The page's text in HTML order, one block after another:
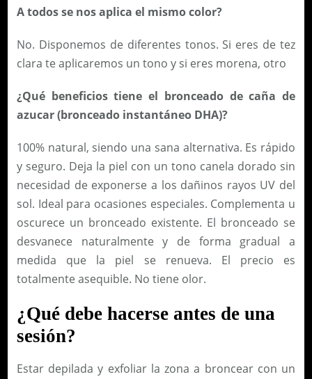
A todos se nos aplica el mismo color?
No. Disponemos de diferentes tonos. Si eres de tez
clara te aplicaremos un tono y si eres morena, otro
¿Qué beneficios tiene el bronceado de caña de
azucar (bronceado instantáneo DHA)?
100% natural, siendo una sana alternativa. Es rápido
y seguro. Deja la piel con un tono canela dorado sin
necesidad de exponerse a los dañinos rayos UV del
sol. Ideal para ocasiones especiales. Complementa u
oscurece un bronceado existente. El bronceado se
desvanece naturalmente y de forma gradual a
medida que la piel se renueva. El precio es
totalmente asequible. No tiene olor.
¿Qué debe hacerse antes de una
sesión?
Estar depilada y exfoliar la zona a broncear con un